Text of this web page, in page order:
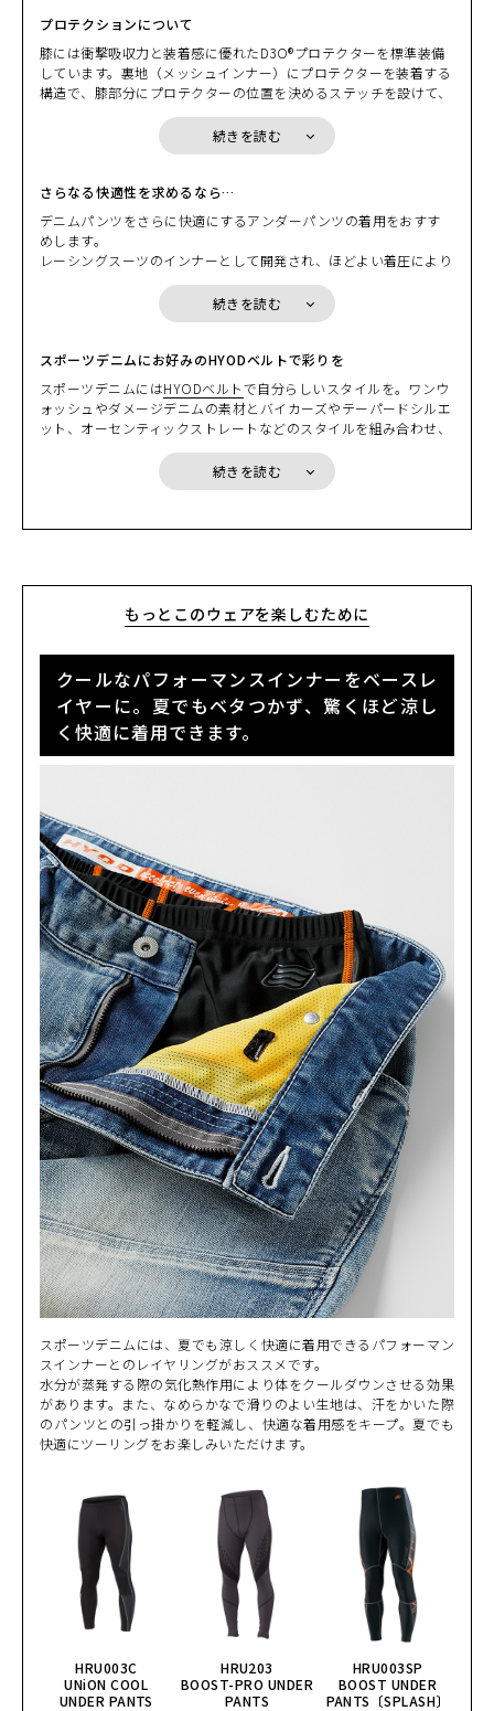
プロテクションについて
膝には衝撃吸収力と装着感に優れたD3O®プロテクターを標準装備
しています。裏地（メッシュインナー）にプロテクターを装着する
構造で、膝部分にプロテクターの位置を決めるステッチを設けて、
上下2段階の位置調節ができ、もちろん着脱も可能です。ソフトで
フレキシブルなプロテクションは、着心地やデザイン、シルエット
続きを読む
さらなる快適性を求めるなら…
デニムパンツをさらに快適にするアンダーパンツの着用をおすす
めします。
レーシングスーツのインナーとして開発され、ほどよい着圧により
摩耗性に優れたプロスペックインナー「
BOOST-PRO UNDER PANT
」をおすすめします。いずれも吸汗速乾性に優れた高機能素材を
地との“滑り”を確保し、暑い時期の蒸れなどによる不快感を大幅に
軽減します。
続きを読む
スポーツデニムにお好みのHYODベルトで彩りを
スポーツデニムにはHYODベルトで自分らしいスタイルを。ワンウ
ォッシュやダメージデニムの素材とバイカーズやテーパードシルエ
ット、オーセンティックストレートなどのスタイルを組み合わせ、
たコーディネートは人それぞれ。ぜひアナタらしいボトムスのコー
ディネートをお楽しみください。
続きを読む
もっとこのウェアを楽しむために
クールなパフォーマンスインナーをベースレ
イヤーに。夏でもベタつかず、驚くほど涼し
く快適に着用できます。
スポーツデニムには、夏でも涼しく快適に着用できるパフォーマン
スインナーとのレイヤリングがおススメです。
水分が蒸発する際の気化熱作用により体をクールダウンさせる効果
があります。また、なめらかなで滑りのよい生地は、汗をかいた際
のパンツとの引っ掛かりを軽減し、快適な着用感をキープ。夏でも
快適にツーリングをお楽しみいただけます。
HRU003C
UNiON COOL
UNDER PANTS
HRU203
BOOST-PRO UNDER
PANTS
HRU003SP
BOOST UNDER
PANTS〔SPLASH〕
INDIGO(aged-was
h)
¥23,100 (税込)
カートに入れる
INDIGO(one-was
28
カートに入れる
h)
31
¥23,100 (税込)
カートに入れる
Light Aged
¥23,100(税込)
カートに入れる